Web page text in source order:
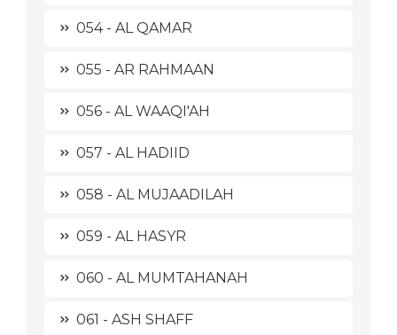
054 - AL QAMAR
055 - AR RAHMAAN
056 - AL WAAQI'AH
057 - AL HADIID
058 - AL MUJAADILAH
059 - AL HASYR
060 - AL MUMTAHANAH
061 - ASH SHAFF